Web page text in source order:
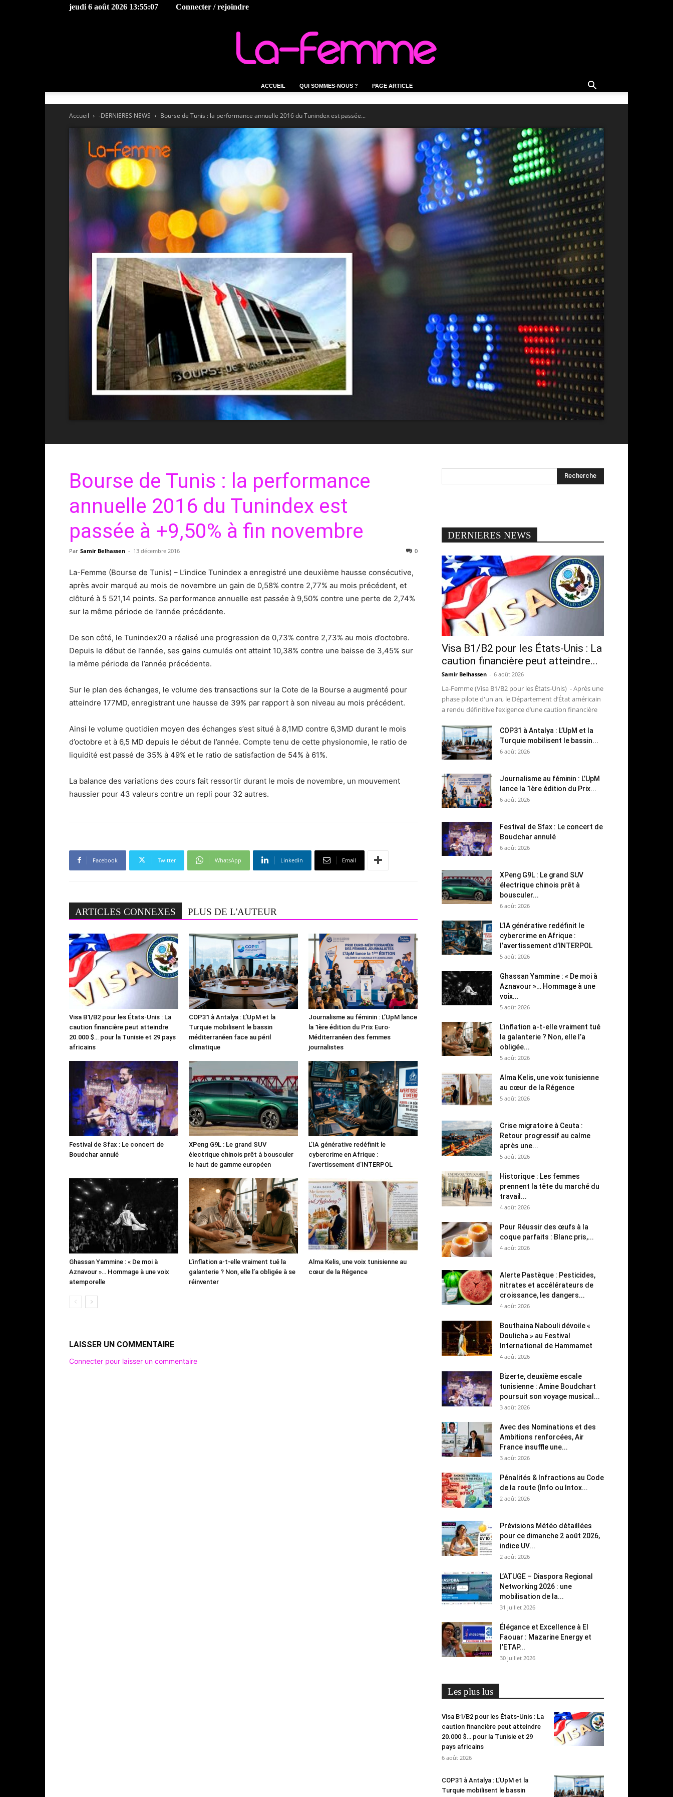
jeudi 6 août 2026 13:55:07 Connecter / rejoindre
ACCUEIL QUI SOMMES-NOUS ? PAGE ARTICLE
Accueil -DERNIERES NEWS Bourse de Tunis : la performance annuelle 2016 du Tunindex est passée...
Bourse de Tunis : la performance
annuelle 2016 du Tunindex est
passée à +9,50% à fin novembre
Par Samir Belhassen - 13 décembre 2016 0
La-Femme (Bourse de Tunis) – L’indice Tunindex a enregistré une deuxième hausse consécutive,
après avoir marqué au mois de novembre un gain de 0,58% contre 2,77% au mois précédent, et
clôturé à 5 521,14 points. Sa performance annuelle est passée à 9,50% contre une perte de 2,74%
sur la même période de l’année précédente.
De son côté, le Tunindex20 a réalisé une progression de 0,73% contre 2,73% au mois d’octobre.
Depuis le début de l’année, ses gains cumulés ont atteint 10,38% contre une baisse de 3,45% sur
la même période de l’année précédente.
Sur le plan des échanges, le volume des transactions sur la Cote de la Bourse a augmenté pour
atteindre 177MD, enregistrant une hausse de 39% par rapport à son niveau au mois précédent.
Ainsi le volume quotidien moyen des échanges s’est situé à 8,1MD contre 6,3MD durant le mois
d’octobre et à 6,5 MD depuis le début de l’année. Compte tenu de cette physionomie, le ratio de
liquidité est passé de 35% à 49% et le ratio de satisfaction de 54% à 61%.
La balance des variations des cours fait ressortir durant le mois de novembre, un mouvement
haussier pour 43 valeurs contre un repli pour 32 autres.
Facebook Twitter WhatsApp Linkedin Email
ARTICLES CONNEXES PLUS DE L'AUTEUR
Visa B1/B2 pour les États-Unis : La
caution financière peut atteindre
20.000 $… pour la Tunisie et 29 pays
africains
COP31 à Antalya : L’UpM et la
Turquie mobilisent le bassin
méditerranéen face au péril
climatique
Journalisme au féminin : L’UpM lance
la 1ère édition du Prix Euro-
Méditerranéen des femmes
journalistes
Festival de Sfax : Le concert de
Boudchar annulé
XPeng G9L : Le grand SUV
électrique chinois prêt à bousculer
le haut de gamme européen
L’IA générative redéfinit le
cybercrime en Afrique :
l’avertissement d’INTERPOL
Ghassan Yammine : « De moi à
Aznavour »… Hommage à une voix
atemporelle
L’inflation a-t-elle vraiment tué la
galanterie ? Non, elle l’a obligée à se
réinventer
Alma Kelis, une voix tunisienne au
cœur de la Régence
LAISSER UN COMMENTAIRE
Connecter pour laisser un commentaire
DERNIERES NEWS
Visa B1/B2 pour les États-Unis : La
caution financière peut atteindre...
Samir Belhassen - 6 août 2026
La-Femme (Visa B1/B2 pour les États-Unis) - Après une
phase pilote d'un an, le Département d’État américain
a rendu définitive l’exigence d’une caution financière
COP31 à Antalya : L’UpM et la
Turquie mobilisent le bassin...
6 août 2026
Journalisme au féminin : L’UpM
lance la 1ère édition du Prix...
6 août 2026
Festival de Sfax : Le concert de
Boudchar annulé
6 août 2026
XPeng G9L : Le grand SUV
électrique chinois prêt à
bousculer...
6 août 2026
L’IA générative redéfinit le
cybercrime en Afrique :
l’avertissement d’INTERPOL
5 août 2026
Ghassan Yammine : « De moi à
Aznavour »… Hommage à une
voix...
5 août 2026
L’inflation a-t-elle vraiment tué
la galanterie ? Non, elle l’a
obligée...
5 août 2026
Alma Kelis, une voix tunisienne
au cœur de la Régence
5 août 2026
Crise migratoire à Ceuta :
Retour progressif au calme
après une...
5 août 2026
Historique : Les femmes
prennent la tête du marché du
travail...
4 août 2026
Pour Réussir des œufs à la
coque parfaits : Blanc pris,...
4 août 2026
Alerte Pastèque : Pesticides,
nitrates et accélérateurs de
croissance, les dangers...
4 août 2026
Bouthaina Nabouli dévoile «
Doulicha » au Festival
International de Hammamet
4 août 2026
Bizerte, deuxième escale
tunisienne : Amine Boudchart
poursuit son voyage musical...
3 août 2026
Avec des Nominations et des
Ambitions renforcées, Air
France insuffle une...
3 août 2026
Pénalités & Infractions au Code
de la route (Info ou Intox...
2 août 2026
Prévisions Météo détaillées
pour ce dimanche 2 août 2026,
indice UV...
2 août 2026
L’ATUGE – Diaspora Regional
Networking 2026 : une
mobilisation de la...
31 juillet 2026
Élégance et Excellence à El
Faouar : Mazarine Energy et
l’ETAP...
30 juillet 2026
Les plus lus
Visa B1/B2 pour les États-Unis : La
caution financière peut atteindre
20.000 $… pour la Tunisie et 29
pays africains
6 août 2026
COP31 à Antalya : L’UpM et la
Turquie mobilisent le bassin